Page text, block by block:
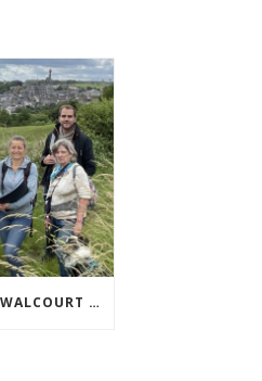
VISITE PARTAGÉE À WALCOURT : UNE DÉMARCHE PARTICIPATIVE ANIMÉE PAR ESPACE ENVIRONNEMENT